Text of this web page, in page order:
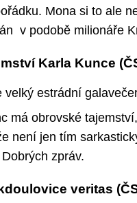
Mona si to ale
v podobě milionáře
Karla Kunce
velký estrádní
má obrovské
není jen tím
zpráv.
veritas